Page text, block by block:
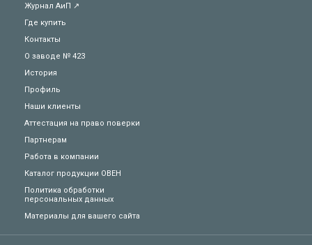
Журнал АиП ↗
Где купить
Контакты
О заводе № 423
История
Профиль
Наши клиенты
Аттестация на право поверки
Партнерам
Работа в компании
Каталог продукции ОВЕН
Политика обработки
персональных данных
Материалы для вашего сайта